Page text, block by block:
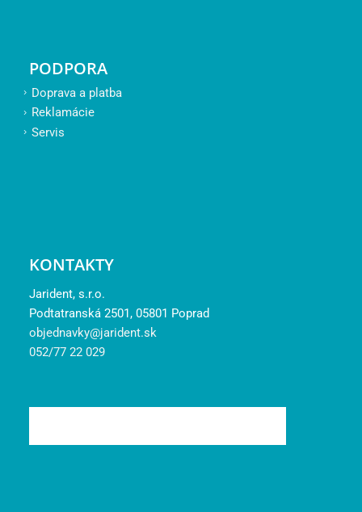
PODPORA
Doprava a platba
Reklamácie
Servis
KONTAKTY
Jarident, s.r.o.
Podtatranská 2501, 05801 Poprad
objednavky@jarident.sk
052/77 22 029